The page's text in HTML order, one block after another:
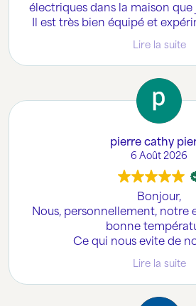
électriques dans la maison que
Il est très bien équipé et
était très complexe. Son devis
compte rendu et il prend le
expliquer par la suite. Je
Lire la suite
pierre cathy
6 Août 2026
Bonjour,
Nous, personnellement, notre
bonne
Ce qui nous evite de
energie et
Enfin Bref
Lire la suite